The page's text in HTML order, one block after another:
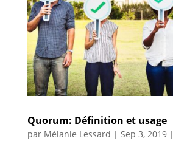
Quorum: Définition et usage
par Mélanie Lessard | Sep 3, 2019|